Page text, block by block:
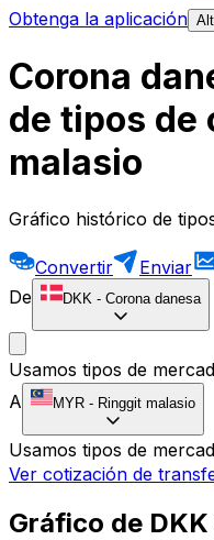
Obtenga la aplicación
Corona
de tipos de
malasio
Gráfico histórico de
Convertir Enviar
De
DKK - Corona danesa
Usamos tipos de
A
MYR - Ringgit malasio
Usamos tipos de
Ver cotización de
Gráfico de DKK